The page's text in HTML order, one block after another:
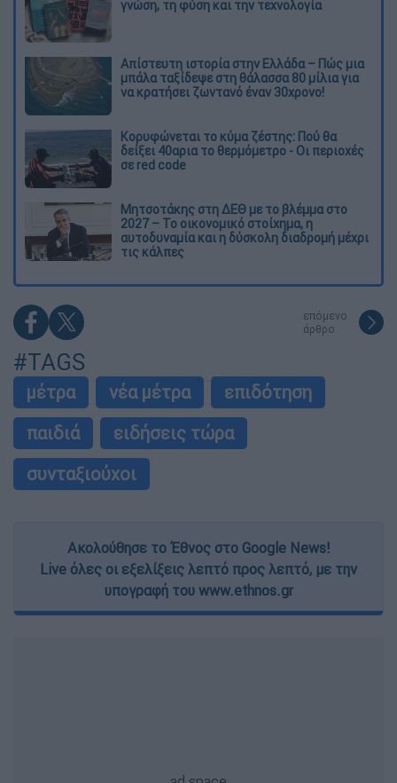
γνώση, τη φύση και την τεχνολογία
Απίστευτη ιστορία στην Ελλάδα – Πώς μια
μπάλα ταξίδεψε στη θάλασσα 80 μίλια για
να κρατήσει ζωντανό έναν 30χρονο!
Κορυφώνεται το κύμα ζέστης: Πού θα
δείξει 40αρια το θερμόμετρο - Οι περιοχές
σε red code
Μητσοτάκης στη ΔΕΘ με το βλέμμα στο
2027 – Το οικονομικό στοίχημα, η
αυτοδυναμία και η δύσκολη διαδρομή μέχρι
τις κάλπες
επόμενο
άρθρο
#TAGS
μέτρα νέα μέτρα
επιδότηση
παιδιά
ειδήσεις τώρα
συνταξιούχοι
Ακολούθησε το Έθνος στο Google News!
Live όλες οι εξελίξεις λεπτό προς λεπτό, με την
υπογραφή του www.ethnos.gr